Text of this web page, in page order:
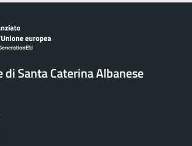
di Santa Caterina Albanese